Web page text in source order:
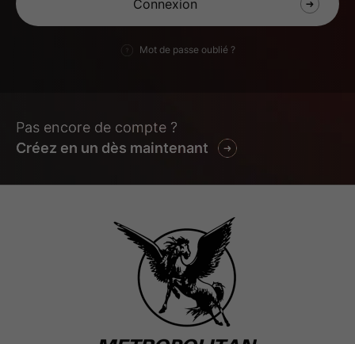
Vod
ROGUE WARFARE
2000x2667
Mot de passe oublié ?
Pas encore de compte ?
Créez en un dès maintenant